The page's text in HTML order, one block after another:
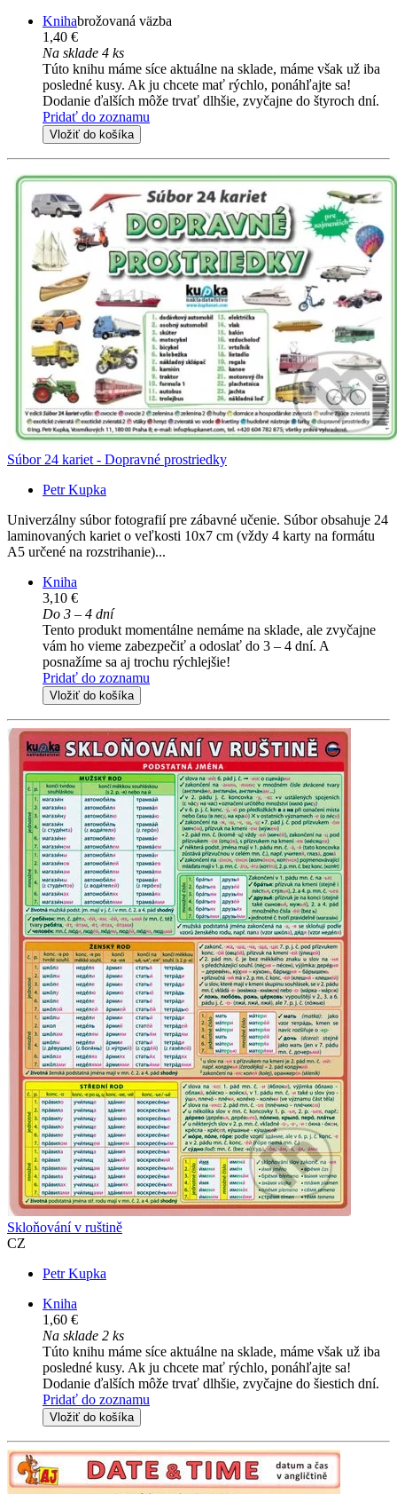
Knihabrožovaná väzba
1,40 €
Na sklade 4 ks
Túto knihu máme síce aktuálne na sklade, máme však už iba
posledné kusy. Ak ju chcete mať rýchlo, ponáhľajte sa!
Dodanie ďalších môže trvať dlhšie, zvyčajne do štyroch dní.
Pridať do zoznamu
Vložiť do košíka
Súbor 24 kariet - Dopravné prostriedky
Petr Kupka
Univerzálny súbor fotografií pre zábavné učenie. Súbor obsahuje 24
laminovaných kariet o veľkosti 10x7 cm (vždy 4 karty na formátu
A5 určené na rozstrihanie)...
Kniha
3,10 €
Do 3 – 4 dní
Tento produkt momentálne nemáme na sklade, ale zvyčajne
vám ho vieme zabezpečiť a odoslať do 3 – 4 dní. A
posnažíme sa aj trochu rýchlejšie!
Pridať do zoznamu
Vložiť do košíka
Skloňování v ruštině
CZ
Petr Kupka
Kniha
1,60 €
Na sklade 2 ks
Túto knihu máme síce aktuálne na sklade, máme však už iba
posledné kusy. Ak ju chcete mať rýchlo, ponáhľajte sa!
Dodanie ďalších môže trvať dlhšie, zvyčajne do šiestich dní.
Pridať do zoznamu
Vložiť do košíka